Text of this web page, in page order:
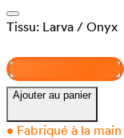
Tissu: Larva / Onyx
Ajouter au panier
• Fabriqué à la